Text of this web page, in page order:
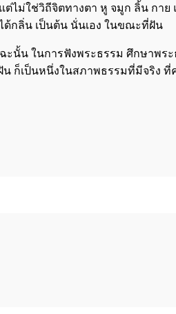
ไม่ใช่วิถีจิตทางตา หู จมูก ลิ้น กาย
ด้กลิ่น เป็นต้น นั่นเอง ในขณะที่ฝัน
ะนั้น ในการฟังพระธรรม ศึกษาพร
เป็นหนึ่งในสภาพธรรมที่มีจริง ที่